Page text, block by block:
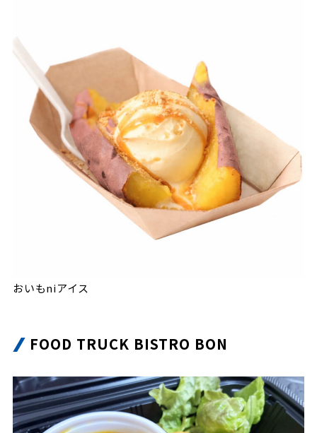
おいもniアイス
FOOD TRUCK BISTRO BON